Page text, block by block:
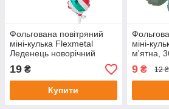
Фольгована повітряний
міні-кулька Flexmetal
Леденець новорічний
зелено-червоно-білий
31x20 см
19 ₴
Купити
міні-
м'ятна,
9₴ 12 ₴